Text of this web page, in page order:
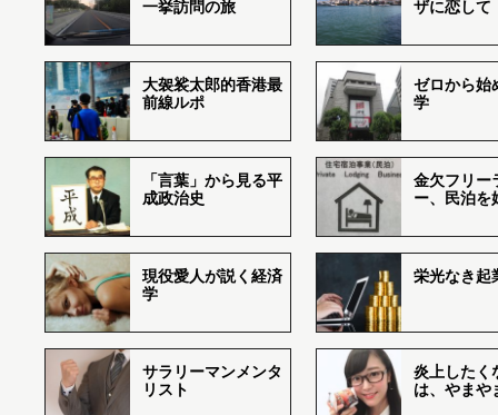
一挙訪問の旅
ザに恋して
大袈裟太郎的香港最
前線ルポ
ゼロから始
学
「言葉」から見る平
成政治史
金欠フリー
ー、民泊を
現役愛人が説く経済
学
栄光なき起
サラリーマンメンタ
リスト
炎上したく
は、やまや